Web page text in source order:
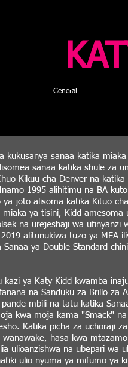
General
kukusanya sanaa katika
sanaa katika shule za
Kikuu cha Denver na katika
1995 alihitimu na BA
joto alisoma katika Kituo
miaka ya tisini, Kidd amesoma
na urejeshaji wa ufinyanzi
alitunukiwa tuzo ya MFA
ya Double Standard
ya Katy Kidd kwamba
na Sanduku za Brillo za
mbili na tatu katika
kwa moja kama "Smack"
Katika picha za uchoraji
hasa kwa
ulioanzishwa na ubepari wa
ulio nyuma ya mifumo ya